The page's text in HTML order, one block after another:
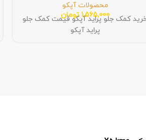
محصولات آپکو
1,565,000 تومان
کمک جلو پراید آپکو قیمت کمک جلو
پراید آپکو